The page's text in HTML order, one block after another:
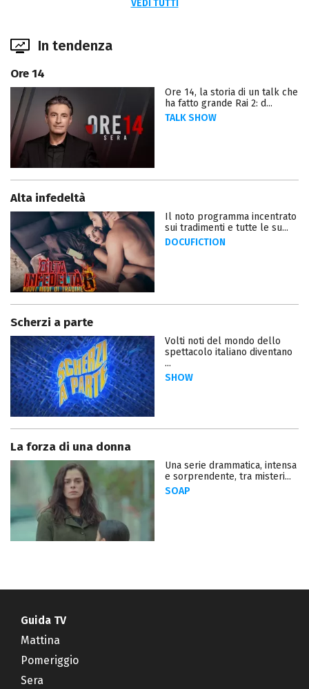
VEDI TUTTI
In tendenza
Ore 14
Ore 14, la storia di un talk che
ha fatto grande Rai 2: d...
TALK SHOW
Alta infedeltà
Il noto programma incentrato
sui tradimenti e tutte le su...
DOCUFICTION
Scherzi a parte
Volti noti del mondo dello
spettacolo italiano diventano
...
SHOW
La forza di una donna
Una serie drammatica, intensa
e sorprendente, tra misteri...
SOAP
Guida TV
Mattina
Pomeriggio
Sera